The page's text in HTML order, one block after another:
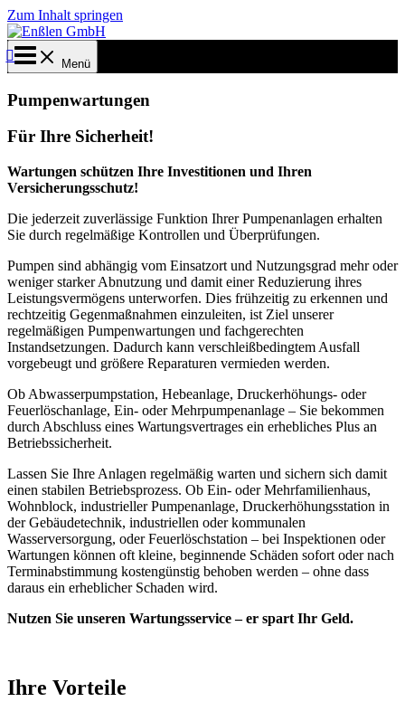
Zum Inhalt springen
Menü
Pumpenwartungen
Für Ihre Sicherheit!
Wartungen schützen Ihre Investitionen und Ihren
Versicherungsschutz!
Die jederzeit zuverlässige Funktion Ihrer Pumpenanlagen erhalten
Sie durch regelmäßige Kontrollen und Überprüfungen.
Pumpen sind abhängig vom Einsatzort und Nutzungsgrad mehr oder
weniger starker Abnutzung und damit einer Reduzierung ihres
Leistungsvermögens unterworfen. Dies frühzeitig zu erkennen und
rechtzeitig Gegenmaßnahmen einzuleiten, ist Ziel unserer
regelmäßigen Pumpenwartungen und fachgerechten
Instandsetzungen. Dadurch kann verschleißbedingtem Ausfall
vorgebeugt und größere Reparaturen vermieden werden.
Ob Abwasserpumpstation, Hebeanlage, Druckerhöhungs- oder
Feuerlöschanlage, Ein- oder Mehrpumpenanlage – Sie bekommen
durch Abschluss eines Wartungsvertrages ein erhebliches Plus an
Betriebssicherheit.
Lassen Sie Ihre Anlagen regelmäßig warten und sichern sich damit
einen stabilen Betriebsprozess. Ob Ein- oder Mehrfamilienhaus,
Wohnblock, industrieller Pumpenanlage, Druckerhöhungsstation in
der Gebäudetechnik, industriellen oder kommunalen
Wasserversorgung, oder Feuerlöschstation – bei Inspektionen oder
Wartungen können oft kleine, beginnende Schäden sofort oder nach
Terminabstimmung kostengünstig behoben werden – ohne dass
daraus ein erheblicher Schaden wird.
Nutzen Sie unseren Wartungsservice – er spart Ihr Geld.
Ihre Vorteile